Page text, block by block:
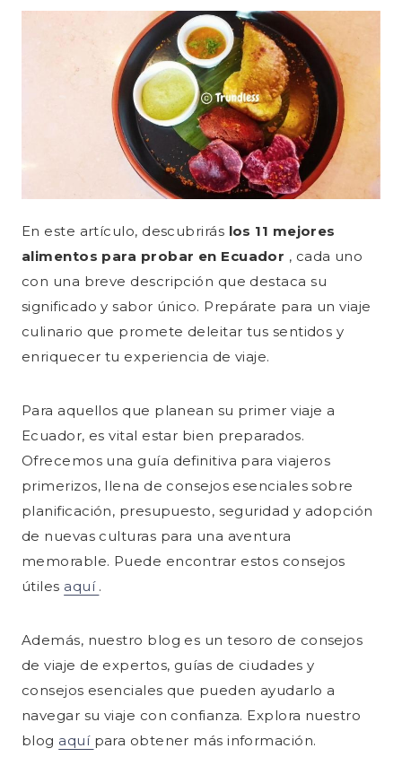
En este artículo, descubrirás los 11 mejores
alimentos para probar en Ecuador , cada uno
con una breve descripción que destaca su
significado y sabor único. Prepárate para un viaje
culinario que promete deleitar tus sentidos y
enriquecer tu experiencia de viaje.
Para aquellos que planean su primer viaje a
Ecuador, es vital estar bien preparados.
Ofrecemos una guía definitiva para viajeros
primerizos, llena de consejos esenciales sobre
planificación, presupuesto, seguridad y adopción
de nuevas culturas para una aventura
memorable. Puede encontrar estos consejos
útiles aquí .
Además, nuestro blog es un tesoro de consejos
de viaje de expertos, guías de ciudades y
consejos esenciales que pueden ayudarlo a
navegar su viaje con confianza. Explora nuestro
blog aquí para obtener más información.